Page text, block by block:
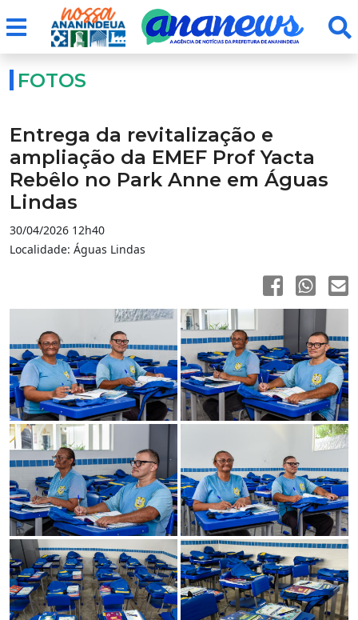
FOTOS
Entrega da revitalização e
ampliação da EMEF Prof Yacta
Rebêlo no Park Anne em Águas
Lindas
30/04/2026 12h40
Localidade: Águas Lindas